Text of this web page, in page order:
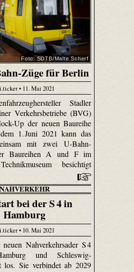
Foto: SDTB/Malte Scherf
Züge für Berlin
• 11. Mai 2021
Stadler
Verkehrsbetriebe (BVG)
Up der neuen Baureihe
1. Juni 2021 kann das
mit zwei U-Bahn-
Baureihen A und F im
besichtigt
bei der S 4 in
Hamburg
• 10. Mai 2021
Nahverkehrsader S 4
und Schleswig-
los. Sie verbindet ab 2029